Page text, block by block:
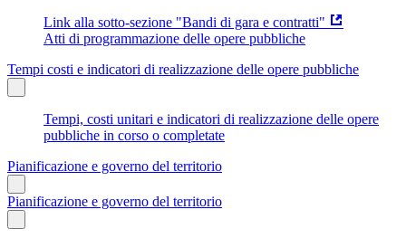
Link alla sotto-sezione "Bandi di gara e contratti"
Atti di programmazione delle opere pubbliche
Tempi costi e indicatori di realizzazione delle opere pubbliche
Tempi, costi unitari e indicatori di realizzazione delle opere
pubbliche in corso o completate
Pianificazione e governo del territorio
Pianificazione e governo del territorio